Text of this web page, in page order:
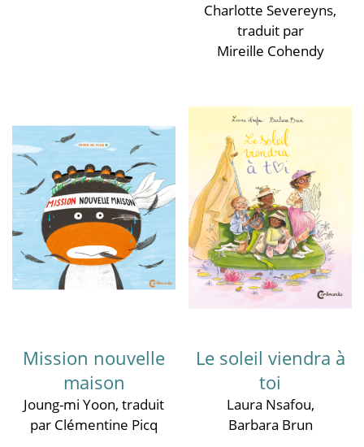
Charlotte Severeyns,
traduit par
Mireille Cohendy
Mission nouvelle
maison
Joung-mi Yoon, traduit
par Clémentine Picq
Le soleil viendra à
toi
Laura Nsafou,
Barbara Brun